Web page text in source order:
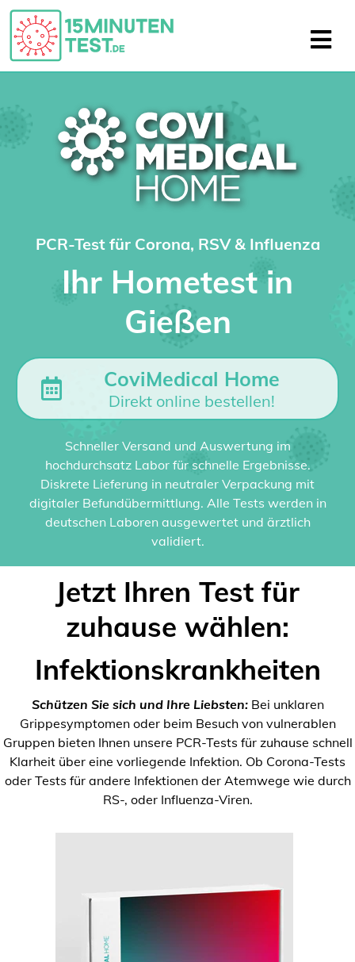
PCR-Test für Corona, RSV & Influenza
Ihr Hometest in
Gießen
CoviMedical Home
Direkt online bestellen!
Schneller Versand und Auswertung im
hochdurchsatz Labor für schnelle Ergebnisse.
Diskrete Lieferung in neutraler Verpackung mit
digitaler Befundübermittlung. Alle Tests werden in
deutschen Laboren ausgewertet und ärztlich
validiert.
Jetzt Ihren Test für
zuhause wählen:
Infektionskrankheiten
Schützen Sie sich und Ihre Liebsten:Bei unklaren
Grippesymptomen oder beim Besuch von vulnerablen
Gruppen bieten Ihnen unsere PCR-Tests für zuhause schnell
Klarheit über eine vorliegende Infektion. Ob Corona-Tests
oder Tests für andere Infektionen der Atemwege wie durch
RS-, oder Influenza-Viren.